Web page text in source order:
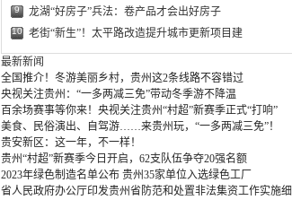
9 龙湖“好房子”兵法：卷产品才会出好房子
10 老街“新生”！太平路改造提升城市更新项目建
最新新闻
全国推介！冬游美丽乡村，贵州这2条线路不容错过
央视关注贵州：“一多两减三免”带动冬季游不降温
百余场赛事等你来！央视关注贵州“村超”新赛季正式“打响”
美食、民俗演出、自驾游……来贵州玩，“一多两减三免”！
贵安新区：这一年，不一样！
贵州“村超”新赛季今日开启，62支队伍争夺20强名额
2023年绿色制造名单公布 贵州35家单位入选绿色工厂
省人民政府办公厅印发贵州省防范和处置非法集资工作实施细